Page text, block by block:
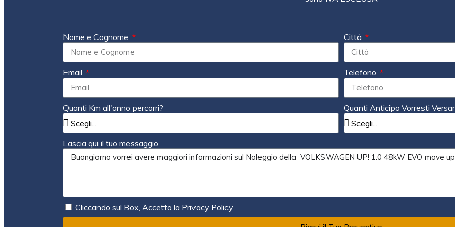
Nome e Cognome Città
Email Telefono
Quanti Km all'anno percorri? Quanti Anticipo Vorresti
Lascia qui il tuo messaggio
Cliccando sul Box, Accetto la Privacy Policy